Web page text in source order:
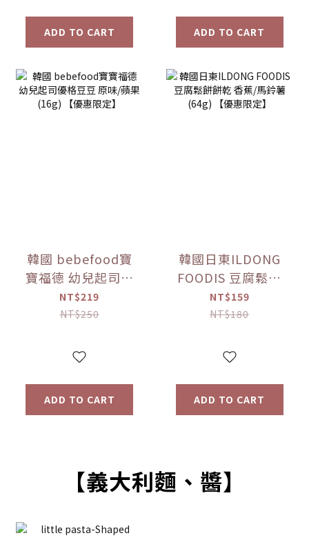
ADD TO CART ADD TO CART
韓國 bebefood寶
寶福德 幼兒起司優
格豆豆 原味/蘋果
(16g) 【優惠限定】
NT$219
NT$250
ADD TO CART
韓國日東ILDONG
FOODIS 豆腐鬆餅
餅乾 香蕉/馬鈴薯
(64g) 【優惠限定】
NT$159
NT$180
ADD TO CART
【義大利麵、醬】